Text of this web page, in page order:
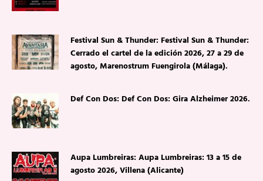
Festival Sun & Thunder: Festival Sun & Thunder:
Cerrado el cartel de la edición 2026, 27 a 29 de
agosto, Marenostrum Fuengirola (Málaga).
Def Con Dos: Def Con Dos: Gira Alzheimer 2026.
Aupa Lumbreiras: Aupa Lumbreiras: 13 a 15 de
agosto 2026, Villena (Alicante)